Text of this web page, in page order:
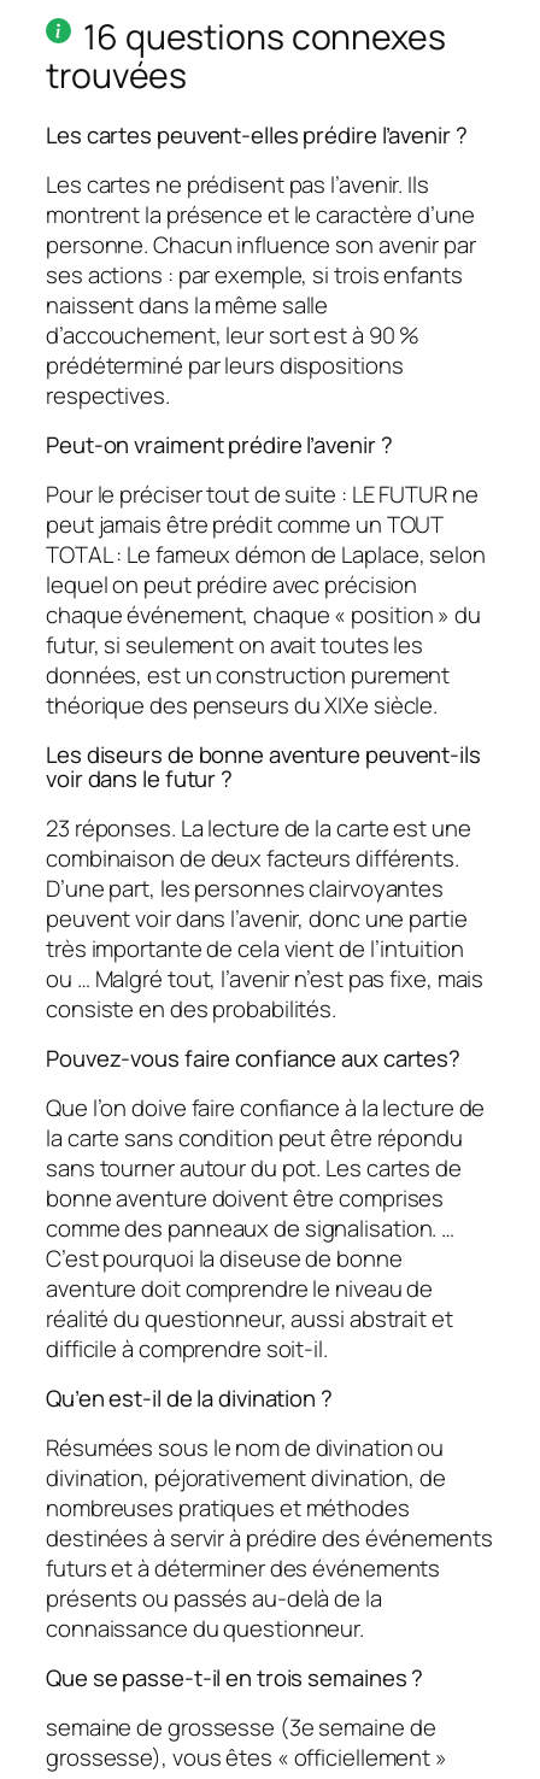
16 questions connexes
trouvées
Les cartes peuvent-elles prédire l’avenir ?
Les cartes ne prédisent pas l’avenir. Ils
montrent la présence et le caractère d’une
personne. Chacun influence son avenir par
ses actions : par exemple, si trois enfants
naissent dans la même salle
d’accouchement, leur sort est à 90 %
prédéterminé par leurs dispositions
respectives.
Peut-on vraiment prédire l’avenir ?
Pour le préciser tout de suite : LE FUTUR ne
peut jamais être prédit comme un TOUT
TOTAL : Le fameux démon de Laplace, selon
lequel on peut prédire avec précision
chaque événement, chaque « position » du
futur, si seulement on avait toutes les
données, est un construction purement
théorique des penseurs du XIXe siècle.
Les diseurs de bonne aventure peuvent-ils
voir dans le futur ?
23 réponses. La lecture de la carte est une
combinaison de deux facteurs différents.
D’une part, les personnes clairvoyantes
peuvent voir dans l’avenir, donc une partie
très importante de cela vient de l’intuition
ou … Malgré tout, l’avenir n’est pas fixe, mais
consiste en des probabilités.
Pouvez-vous faire confiance aux cartes?
Que l’on doive faire confiance à la lecture de
la carte sans condition peut être répondu
sans tourner autour du pot. Les cartes de
bonne aventure doivent être comprises
comme des panneaux de signalisation. …
C’est pourquoi la diseuse de bonne
aventure doit comprendre le niveau de
réalité du questionneur, aussi abstrait et
difficile à comprendre soit-il.
Qu’en est-il de la divination ?
Résumées sous le nom de divination ou
divination, péjorativement divination, de
nombreuses pratiques et méthodes
destinées à servir à prédire des événements
futurs et à déterminer des événements
présents ou passés au-delà de la
connaissance du questionneur.
Que se passe-t-il en trois semaines ?
semaine de grossesse (3e semaine de
grossesse), vous êtes « officiellement »